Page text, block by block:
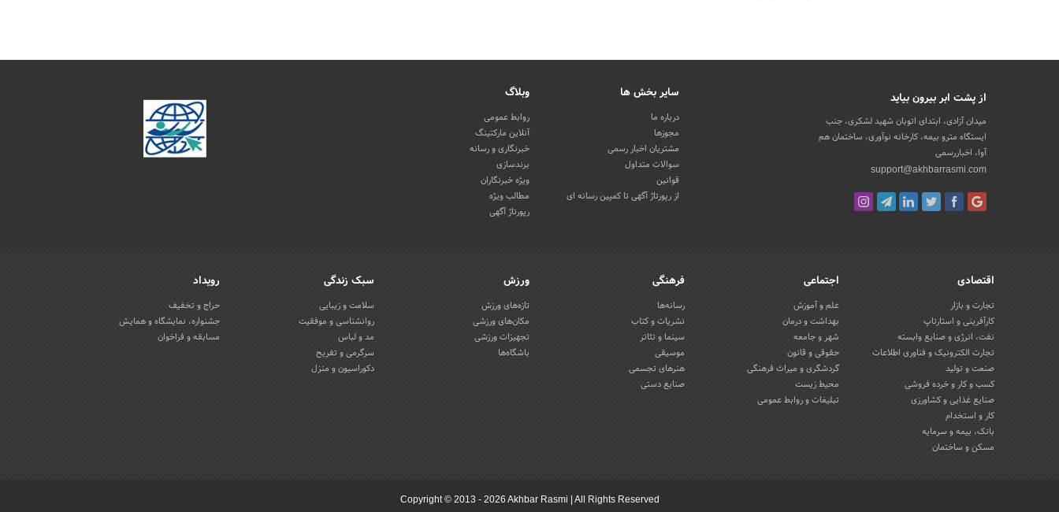
از پشت ابر بیرون بیاید
میدان آزادی، ابتدای اتوبان شهید لشکری، جنب
ایستگاه مترو بیمه، کارخانه نوآوری، ساختمان هم
آوا، اخباررسمی
support@akhbarrasmi.com
سایر بخش ها
درباره ما
مجوزها
مشتریان اخبار رسمی
سوالات متداول
قوانین
از رپورتاژ آگهی تا کمپین رسانه ای
وبلاگ
روابط عمومی
آنلاین مارکتینگ
خبرنگاری و رسانه
برندسازی
ویژه خبرنگاران
مطالب ویژه
رپورتاژ آگهی
اقتصادی
تجارت و بازار
کارآفرینی و استارتاپ
نفت، انرژی و صنایع وابسته
تجارت الکترونیک و فناوری اطلاعات
صنعت و تولید
کسب و کار و خرده فروشی
صنایع غذایی و کشاورزی
کار و استخدام
بانک، بیمه و سرمایه
مسکن و ساختمان
اجتماعی
علم و آموزش
بهداشت و درمان
شهر و جامعه
حقوقی و قانون
گردشگری و میراث فرهنگی
محیط زیست
تبلیغات و روابط عمومی
فرهنگی
رسانه‌ها
نشریات و کتاب
سینما و تئاتر
موسیقی
هنرهای تجسمی
صنایع دستی
ورزش
تازه‌های ورزش
مکان‌های ورزشی
تجهیزات ورزشی
باشگاه‌ها
سبک زندگی
سلامت و زیبایی
روانشناسی و موفقیت
مد و لباس
سرگرمی و تفریح
دکوراسیون و منزل
رویداد
حراج و تخفیف
جشنواره، نمایشگاه و همایش
مسابقه و فراخوان
Copyright © 2013 - 2026 Akhbar Rasmi All Rights Reserved